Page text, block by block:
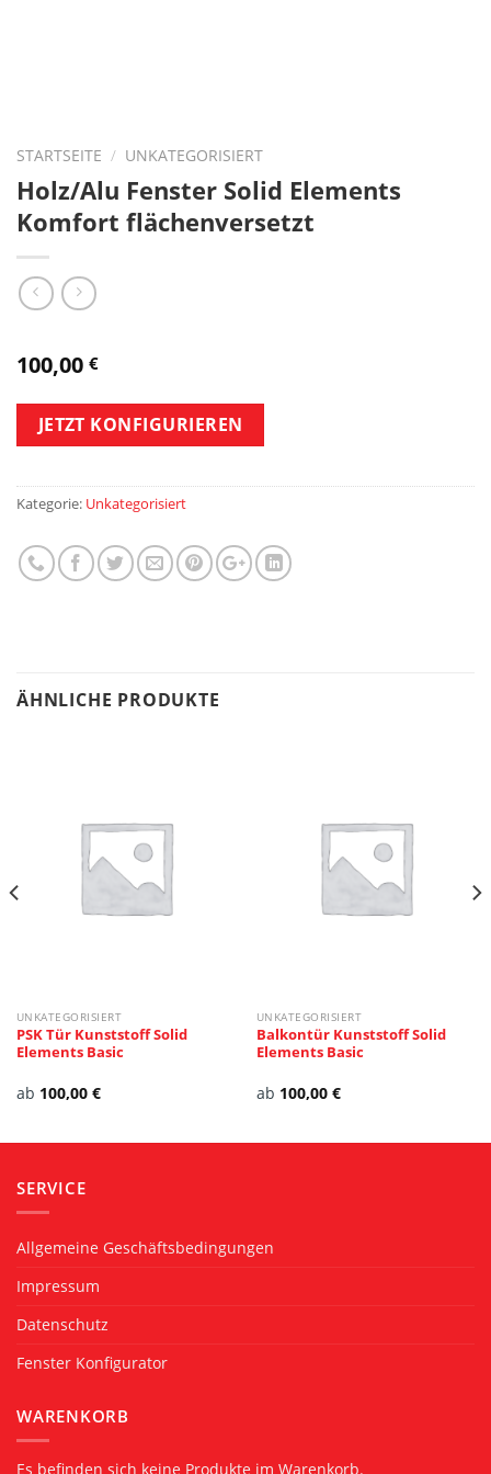
STARTSEITE / UNKATEGORISIERT
Holz/Alu Fenster Solid Elements
Komfort flächenversetzt
100,00 €
JETZT KONFIGURIEREN
Kategorie: Unkategorisiert
ÄHNLICHE PRODUKTE
UNKATEGORISIERT
PSK Tür Kunststoff Solid
Elements Basic
ab 100,00 €
UNKATEGORISIERT
Balkontür Kunststoff Solid
Elements Basic
ab 100,00 €
SERVICE
Allgemeine Geschäftsbedingungen
Impressum
Datenschutz
Fenster Konfigurator
WARENKORB
Es befinden sich keine Produkte im Warenkorb.